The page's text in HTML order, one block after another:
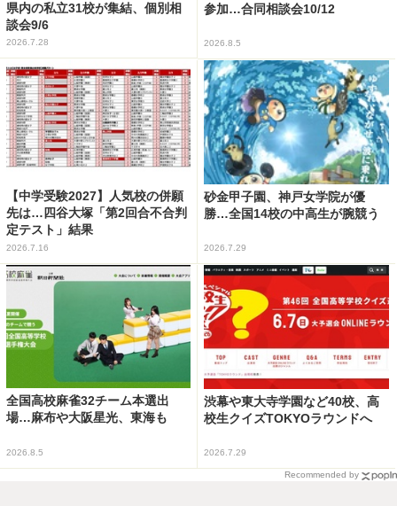
県内の私立31校が集結、個別相
談会9/6
2026.7.28
参加…合同相談会10/12
2026.8.5
【中学受験2027】人気校の併願
先は…四谷大塚「第2回合不合判
定テスト」結果
2026.7.16
砂金甲子園、神戸女学院が優
勝…全国14校の中高生が腕競う
2026.7.29
全国高校麻雀32チーム本選出
場…麻布や大阪星光、東海も
2026.8.5
渋幕や東大寺学園など40校、高
校生クイズTOKYOラウンドへ
2026.7.29
Recommended by